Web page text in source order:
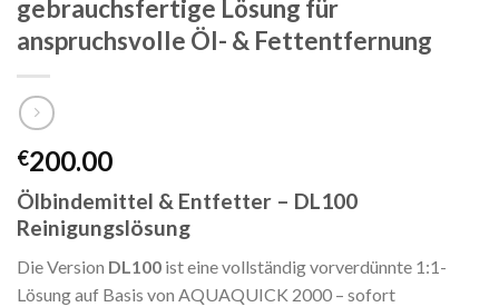
gebrauchsfertige Lösung für
anspruchsvolle Öl- & Fettentfernung
€200.00
Ölbindemittel & Entfetter – DL100
Reinigungslösung
Die Version DL100 ist eine vollständig vorverdünnte 1:1-
Lösung auf Basis von AQUAQUICK 2000 – sofort